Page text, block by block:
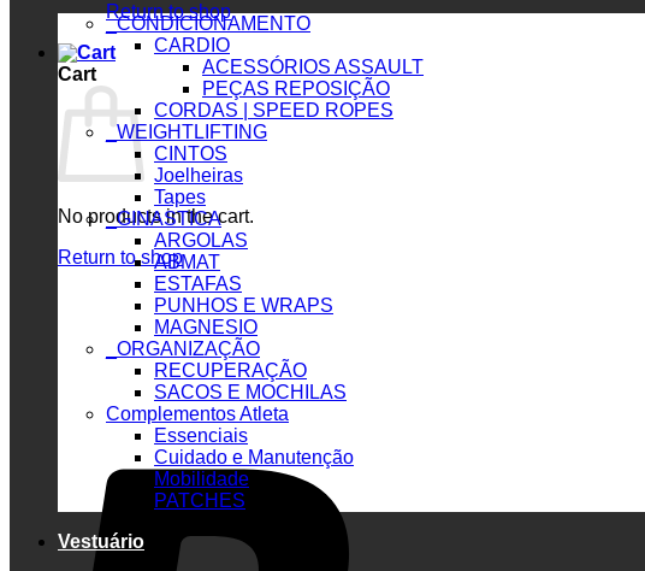
Return to shop
Cart
No products in the cart.
Return to shop
_CONDICIONAMENTO
CARDIO
ACESSÓRIOS ASSAULT
PEÇAS REPOSIÇÃO
CORDAS | SPEED ROPES
_WEIGHTLIFTING
CINTOS
Joelheiras
Tapes
_GINASTICA
ARGOLAS
ABMAT
ESTAFAS
PUNHOS E WRAPS
MAGNESIO
_ORGANIZAÇÃO
RECUPERAÇÃO
SACOS E MOCHILAS
Complementos Atleta
Essenciais
Cuidado e Manutenção
Mobilidade
PATCHES
Vestuário